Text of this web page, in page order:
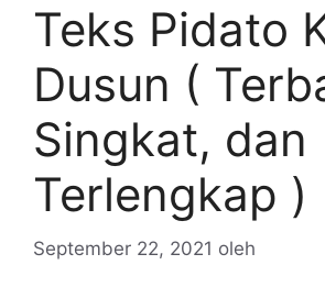
Teks Pidato
Dusun (
Singkat, dan
Terlengkap )
September 22, 2021 oleh